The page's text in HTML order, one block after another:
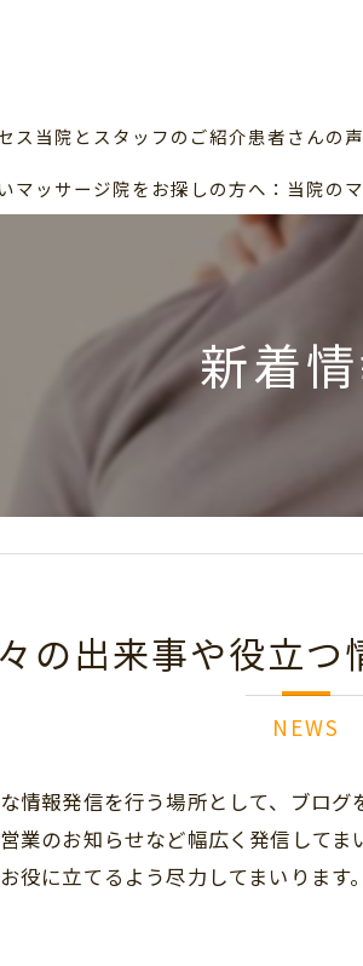
ス 当院とスタッフのご紹介患者さんの声
マッサージ院をお探しの方へ：当院の
新着
の出来事や役立つ
NEWS
情報発信を行う場所として、ブロ
業のお知らせなど幅広く発信して
に立てるよう尽力してまいります。